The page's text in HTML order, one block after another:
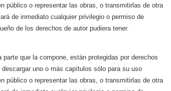
público o representar las obras, o transmitirlas de otra
de inmediato cualquier privilegio o permiso de
de los derechos de autor pudiera tener.
que la compone, están protegidas por derechos
uno o más capítulos sólo para su uso
público o representar las obras, o transmitirlas de otra